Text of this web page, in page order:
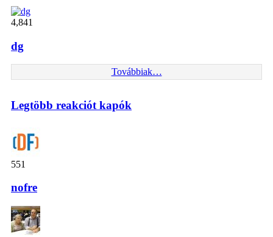
4,841
dg
Továbbiak…
Legtöbb reakciót kapók
551
nofre